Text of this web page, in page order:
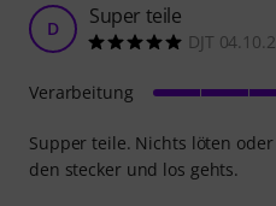
D Super teile
DJT
Supper teile. Nichts löten
den stecker und los gehts.
Verarbeitung